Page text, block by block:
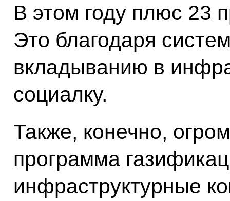
В этом году плюс 23
Это благодаря
вкладыванию в
социалку.
Также, конечно,
программа
инфраструктурные